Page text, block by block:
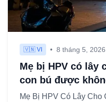
🇻🇳 VI • 8 tháng 5, 2026
Mẹ bị HPV có lây
con bú được
Mẹ Bị HPV Có Lây Cho